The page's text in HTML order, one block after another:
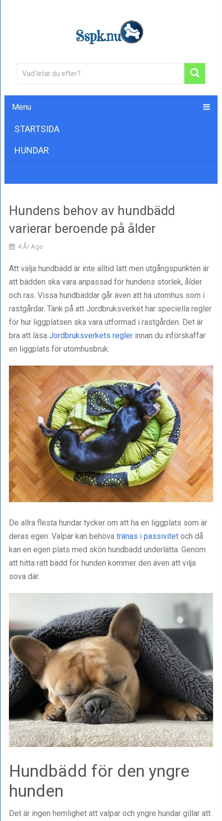
Menu
STARTSIDA
HUNDAR
Hundens behov av hundbädd
varierar beroende på ålder
4 År Ago
Att välja hundbädd är inte alltid lätt men utgångspunkten är
att bädden ska vara anpassad för hundens storlek, ålder
och ras. Vissa hundbäddar går även att ha utomhus som i
rastgårdar. Tänk på att Jordbruksverket har speciella regler
för hur liggplatsen ska vara utformad i rastgården. Det är
bra att läsa Jordbruksverkets reglerinnan du införskaffar
en liggplats för utomhusbruk.
De allra flesta hundar tycker om att ha en liggplats som är
deras egen. Valpar kan behöva tränas i passivitetoch då
kan en egen plats med skön hundbädd underlätta. Genom
att hitta rätt bädd för hunden kommer den även att vilja
sova där.
Hundbädd för den yngre
hunden
Det är ingen hemlighet att valpar och yngre hundar gillar att